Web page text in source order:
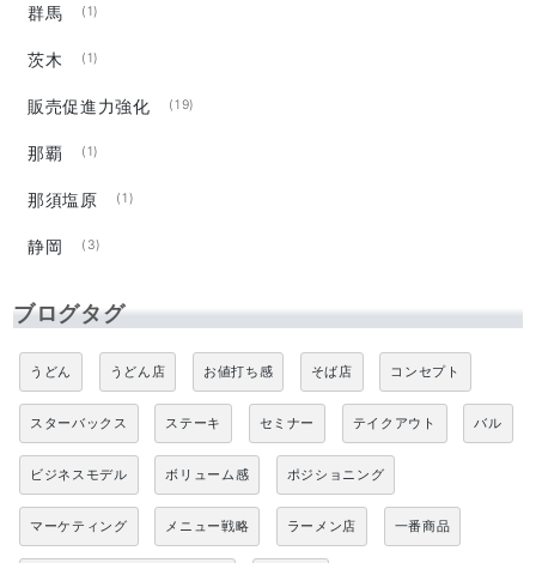
群馬 (1)
茨木 (1)
販売促進力強化 (19)
那覇 (1)
那須塩原 (1)
静岡 (3)
ブログタグ
うどん うどん店 お値打ち感 そば店 コンセプト
スターバックス ステーキ セミナー テイクアウト バル
ビジネスモデル ボリューム感 ポジショニング
マーケティング メニュー戦略 ラーメン店 一番商品